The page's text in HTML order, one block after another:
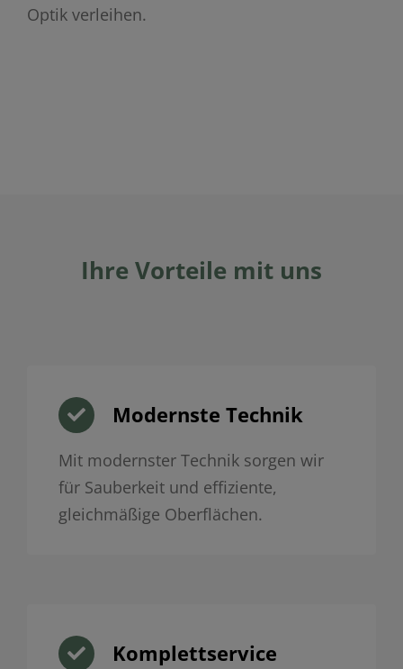
Optik verleihen.
Ihre Vorteile mit uns
Modernste Technik
Mit modernster Technik sorgen wir
für Sauberkeit und effiziente,
gleichmäßige Oberflächen.
Komplettservice